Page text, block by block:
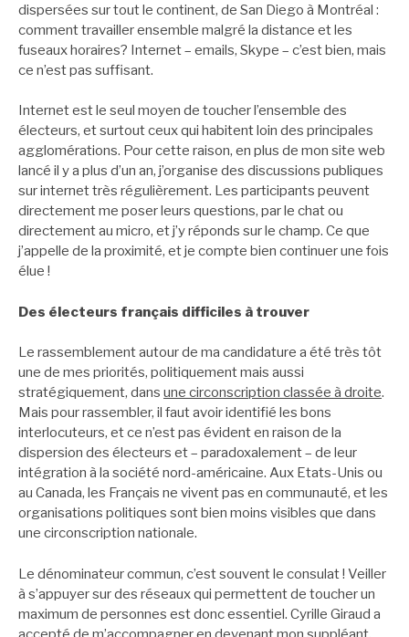
dispersées sur tout le continent, de San Diego à Montréal :
comment travailler ensemble malgré la distance et les
fuseaux horaires? Internet – emails, Skype – c’est bien, mais
ce n’est pas suffisant.
Internet est le seul moyen de toucher l’ensemble des
électeurs, et surtout ceux qui habitent loin des principales
agglomérations. Pour cette raison, en plus de mon site web
lancé il y a plus d’un an, j’organise des discussions publiques
sur internet très régulièrement. Les participants peuvent
directement me poser leurs questions, par le chat ou
directement au micro, et j’y réponds sur le champ. Ce que
j’appelle de la proximité, et je compte bien continuer une fois
élue !
Des électeurs français difficiles à trouver
Le rassemblement autour de ma candidature a été très tôt
une de mes priorités, politiquement mais aussi
stratégiquement, dans une circonscription classée à droite.
Mais pour rassembler, il faut avoir identifié les bons
interlocuteurs, et ce n’est pas évident en raison de la
dispersion des électeurs et – paradoxalement – de leur
intégration à la société nord-américaine. Aux Etats-Unis ou
au Canada, les Français ne vivent pas en communauté, et les
organisations politiques sont bien moins visibles que dans
une circonscription nationale.
Le dénominateur commun, c’est souvent le consulat ! Veiller
à s’appuyer sur des réseaux qui permettent de toucher un
maximum de personnes est donc essentiel. Cyrille Giraud a